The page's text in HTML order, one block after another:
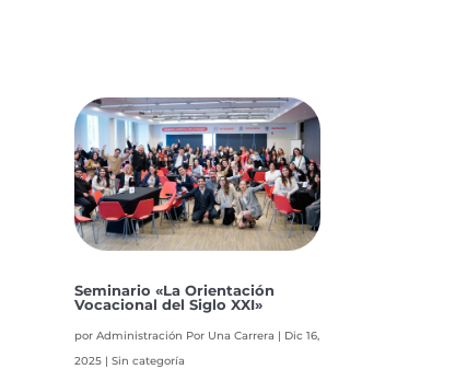
Seminario «La Orientación
Vocacional del Siglo XXI»
porAdministración Por Una Carrera | Dic 16,
2025 |Sin categoría